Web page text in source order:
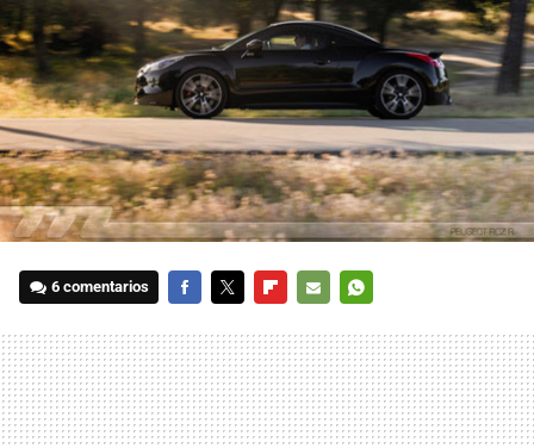
6 comentarios
MAIL